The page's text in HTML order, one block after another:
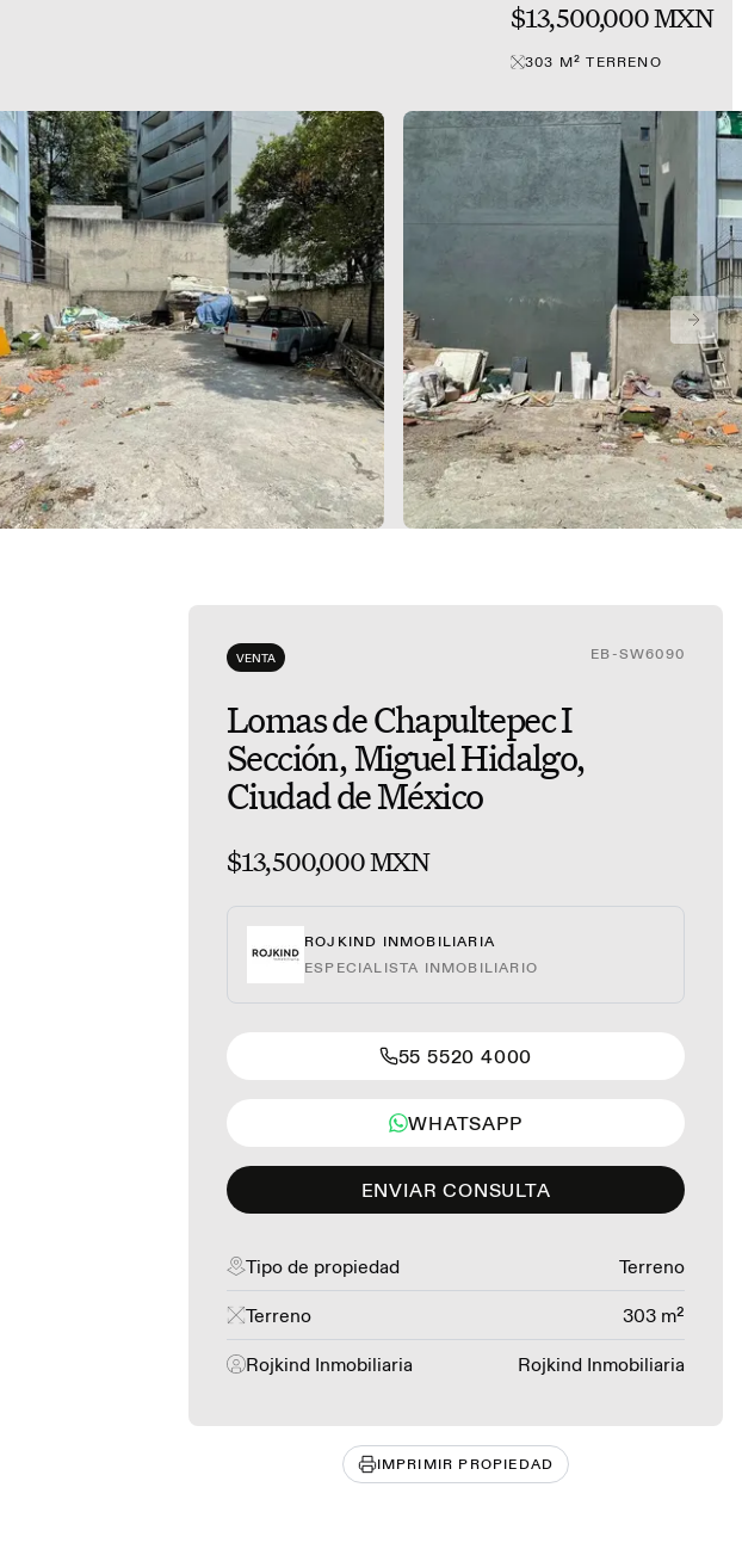
$13,500,000 MXN
303 M²TERRENO
VENTA EB-SW6090
Lomas de Chapultepec I
Sección, Miguel Hidalgo,
Ciudad de México
$13,500,000 MXN
ROJKIND INMOBILIARIA
ESPECIALISTA INMOBILIARIO
55 5520 4000
WHATSAPP
ENVIAR CONSULTA
Tipo de propiedad Terreno
Terreno 303 m²
Rojkind Inmobiliaria Rojkind Inmobiliaria
IMPRIMIR PROPIEDAD